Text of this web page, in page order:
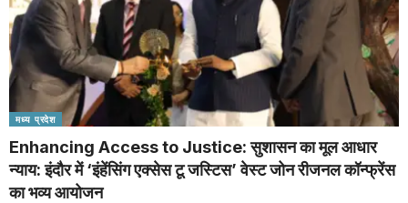
मध्य प्रदेश
Enhancing Access to Justice: सुशासन का मूल आधार
न्याय: इंदौर में ‘इंहेंसिंग एक्सेस टू जस्टिस’ वेस्ट जोन रीजनल कॉन्फ्रेंस
का भव्य आयोजन